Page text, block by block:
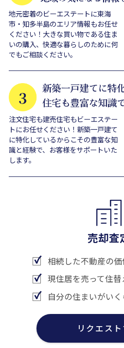
地元密着のビーエステートに東海
市・知多半島のエリア情報もお任せ
ください！大きな買い物である住ま
いの購入、快適な暮らしのために何
でもご相談ください。
注文住宅も建売住宅もビーエステー
トにお任せください！新築一戸建て
に特化しているからこその豊富な知
識と経験で、お客様をサポートいた
します。
売却査
相続した不動産の
現住居を売って住
自分の住まいがい
リクエス